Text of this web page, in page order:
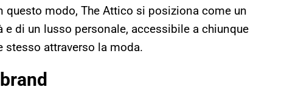
questo modo, The Attico si posiziona come un
di un lusso personale, accessibile a chiunque
stesso attraverso la moda.